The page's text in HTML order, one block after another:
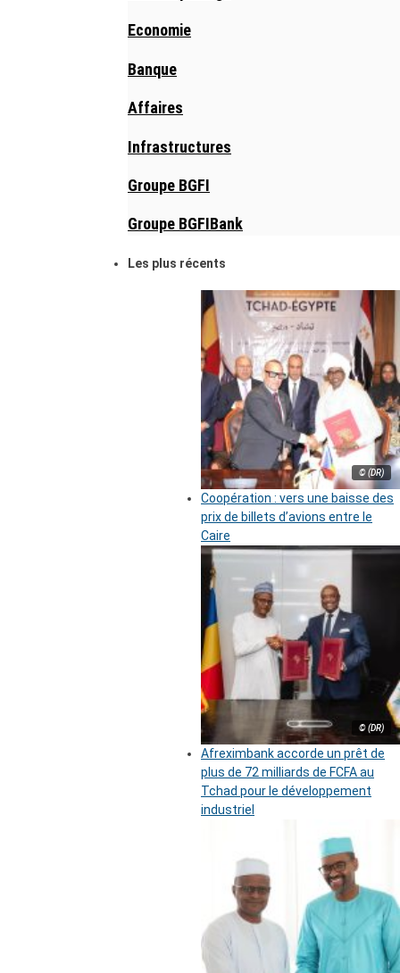
Economie
Banque
Affaires
Infrastructures
Groupe BGFI
Groupe BGFIBank
Les plus récents
© (DR)
Coopération : vers une baisse des
prix de billets d’avions entre le
Caire
© (DR)
Afreximbank accorde un prêt de
plus de 72 milliards de FCFA au
Tchad pour le développement
industriel